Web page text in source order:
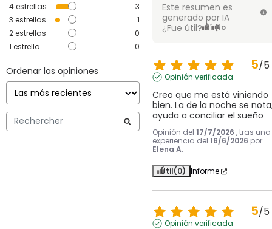
4estrellas
3
3 estrellas
1
2estrellas
0
1 estrella 0
Ordenar las opiniones
Este resumen es
generado por IA
¿Fue útil? Sí No
5/5
Opinión verificada
Creo que me está viniendo
bien. La de la noche se
ayuda a conciliar el sueño
Opinión del 17/7/2026 , tras una
experiencia del 16/6/2026 por
Elena A.
Útil(0) Informe
5/5
Opinión verificada